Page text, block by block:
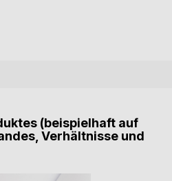
(beispielhaft auf
Verhältnisse und